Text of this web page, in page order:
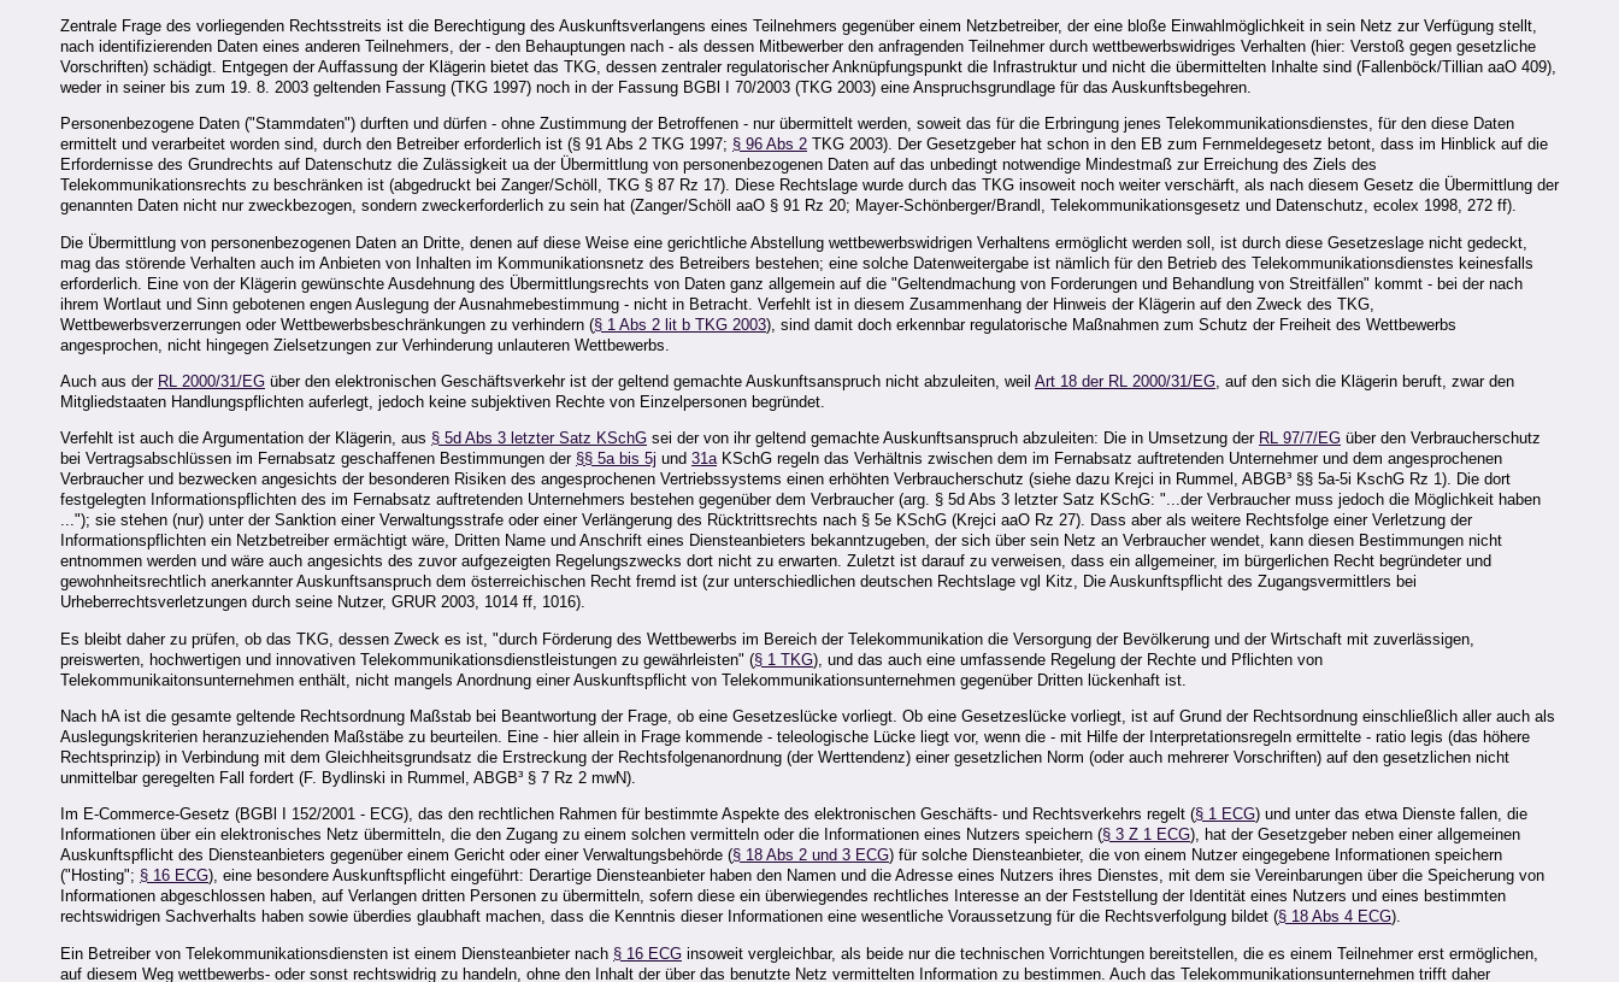
Zentrale Frage des vorliegenden Rechtsstreits ist die Berechtigung des Auskunftsverlangens eines Teilnehmers gegenüber einem Netzbetreiber, der eine bloße Einwahlmöglichkeit in sein Netz zur Verfügung stellt,
nach identifizierenden Daten eines anderen Teilnehmers, der - den Behauptungen nach - als dessen Mitbewerber den anfragenden Teilnehmer durch wettbewerbswidriges Verhalten (hier: Verstoß gegen gesetzliche
Vorschriften) schädigt. Entgegen der Auffassung der Klägerin bietet das TKG, dessen zentraler regulatorischer Anknüpfungspunkt die Infrastruktur und nicht die übermittelten Inhalte sind (Fallenböck/Tillian aaO 409),
weder in seiner bis zum 19. 8. 2003 geltenden Fassung (TKG 1997) noch in der Fassung BGBl I 70/2003 (TKG 2003) eine Anspruchsgrundlage für das Auskunftsbegehren.
Personenbezogene Daten ("Stammdaten") durften und dürfen - ohne Zustimmung der Betroffenen - nur übermittelt werden, soweit das für die Erbringung jenes Telekommunikationsdienstes, für den diese Daten
ermittelt und verarbeitet worden sind, durch den Betreiber erforderlich ist (§ 91 Abs 2 TKG 1997; § 96 Abs 2 TKG 2003). Der Gesetzgeber hat schon in den EB zum Fernmeldegesetz betont, dass im Hinblick auf die
Erfordernisse des Grundrechts auf Datenschutz die Zulässigkeit ua der Übermittlung von personenbezogenen Daten auf das unbedingt notwendige Mindestmaß zur Erreichung des Ziels des
Telekommunikationsrechts zu beschränken ist (abgedruckt bei Zanger/Schöll, TKG § 87 Rz 17). Diese Rechtslage wurde durch das TKG insoweit noch weiter verschärft, als nach diesem Gesetz die Übermittlung der
genannten Daten nicht nur zweckbezogen, sondern zweckerforderlich zu sein hat (Zanger/Schöll aaO § 91 Rz 20; Mayer-Schönberger/Brandl, Telekommunikationsgesetz und Datenschutz, ecolex 1998, 272 ff).
Die Übermittlung von personenbezogenen Daten an Dritte, denen auf diese Weise eine gerichtliche Abstellung wettbewerbswidrigen Verhaltens ermöglicht werden soll, ist durch diese Gesetzeslage nicht gedeckt,
mag das störende Verhalten auch im Anbieten von Inhalten im Kommunikationsnetz des Betreibers bestehen; eine solche Datenweitergabe ist nämlich für den Betrieb des Telekommunikationsdienstes keinesfalls
erforderlich. Eine von der Klägerin gewünschte Ausdehnung des Übermittlungsrechts von Daten ganz allgemein auf die "Geltendmachung von Forderungen und Behandlung von Streitfällen" kommt - bei der nach
ihrem Wortlaut und Sinn gebotenen engen Auslegung der Ausnahmebestimmung - nicht in Betracht. Verfehlt ist in diesem Zusammenhang der Hinweis der Klägerin auf den Zweck des TKG,
Wettbewerbsverzerrungen oder Wettbewerbsbeschränkungen zu verhindern (§ 1 Abs 2 lit b TKG 2003), sind damit doch erkennbar regulatorische Maßnahmen zum Schutz der Freiheit des Wettbewerbs
angesprochen, nicht hingegen Zielsetzungen zur Verhinderung unlauteren Wettbewerbs.
Auch aus der RL 2000/31/EG über den elektronischen Geschäftsverkehr ist der geltend gemachte Auskunftsanspruch nicht abzuleiten, weil Art 18 der RL 2000/31/EG , auf den sich die Klägerin beruft, zwar den
Mitgliedstaaten Handlungspflichten auferlegt, jedoch keine subjektiven Rechte von Einzelpersonen begründet.
Verfehlt ist auch die Argumentation der Klägerin, aus § 5d Abs 3 letzter Satz KSchG sei der von ihr geltend gemachte Auskunftsanspruch abzuleiten: Die in Umsetzung der RL 97/7/EG über den Verbraucherschutz
bei Vertragsabschlüssen im Fernabsatz geschaffenen Bestimmungen der §§ 5a bis 5j und 31aKSchG regeln das Verhältnis zwischen dem im Fernabsatz auftretenden Unternehmer und dem angesprochenen
Verbraucher und bezwecken angesichts der besonderen Risiken des angesprochenen Vertriebssystems einen erhöhten Verbraucherschutz (siehe dazu Krejci in Rummel, ABGB³ §§ 5a-5i KschG Rz 1). Die dort
festgelegten Informationspflichten des im Fernabsatz auftretenden Unternehmers bestehen gegenüber dem Verbraucher (arg. § 5d Abs 3 letzter Satz KSchG: "...der Verbraucher muss jedoch die Möglichkeit haben
..."); sie stehen (nur) unter der Sanktion einer Verwaltungsstrafe oder einer Verlängerung des Rücktrittsrechts nach § 5e KSchG (Krejci aaO Rz 27). Dass aber als weitere Rechtsfolge einer Verletzung der
Informationspflichten ein Netzbetreiber ermächtigt wäre, Dritten Name und Anschrift eines Diensteanbieters bekanntzugeben, der sich über sein Netz an Verbraucher wendet, kann diesen Bestimmungen nicht
entnommen werden und wäre auch angesichts des zuvor aufgezeigten Regelungszwecks dort nicht zu erwarten. Zuletzt ist darauf zu verweisen, dass ein allgemeiner, im bürgerlichen Recht begründeter und
gewohnheitsrechtlich anerkannter Auskunftsanspruch dem österreichischen Recht fremd ist (zur unterschiedlichen deutschen Rechtslage vgl Kitz, Die Auskunftspflicht des Zugangsvermittlers bei
Urheberrechtsverletzungen durch seine Nutzer, GRUR 2003, 1014 ff, 1016).
Es bleibt daher zu prüfen, ob das TKG, dessen Zweck es ist, "durch Förderung des Wettbewerbs im Bereich der Telekommunikation die Versorgung der Bevölkerung und der Wirtschaft mit zuverlässigen,
preiswerten, hochwertigen und innovativen Telekommunikationsdienstleistungen zu gewährleisten" (§ 1 TKG), und das auch eine umfassende Regelung der Rechte und Pflichten von
Telekommunikaitonsunternehmen enthält, nicht mangels Anordnung einer Auskunftspflicht von Telekommunikationsunternehmen gegenüber Dritten lückenhaft ist.
Nach hA ist die gesamte geltende Rechtsordnung Maßstab bei Beantwortung der Frage, ob eine Gesetzeslücke vorliegt. Ob eine Gesetzeslücke vorliegt, ist auf Grund der Rechtsordnung einschließlich aller auch als
Auslegungskriterien heranzuziehenden Maßstäbe zu beurteilen. Eine - hier allein in Frage kommende - teleologische Lücke liegt vor, wenn die - mit Hilfe der Interpretationsregeln ermittelte - ratio legis (das höhere
Rechtsprinzip) in Verbindung mit dem Gleichheitsgrundsatz die Erstreckung der Rechtsfolgenanordnung (der Werttendenz) einer gesetzlichen Norm (oder auch mehrerer Vorschriften) auf den gesetzlichen nicht
unmittelbar geregelten Fall fordert (F. Bydlinski in Rummel, ABGB³ § 7 Rz 2 mwN).
Im E-Commerce-Gesetz (BGBl I 152/2001 - ECG), das den rechtlichen Rahmen für bestimmte Aspekte des elektronischen Geschäfts- und Rechtsverkehrs regelt (§ 1 ECG) und unter das etwa Dienste fallen, die
Informationen über ein elektronisches Netz übermitteln, die den Zugang zu einem solchen vermitteln oder die Informationen eines Nutzers speichern (§ 3 Z 1 ECG), hat der Gesetzgeber neben einer allgemeinen
Auskunftspflicht des Diensteanbieters gegenüber einem Gericht oder einer Verwaltungsbehörde (§ 18 Abs 2 und 3 ECG) für solche Diensteanbieter, die von einem Nutzer eingegebene Informationen speichern
("Hosting"; § 16 ECG), eine besondere Auskunftspflicht eingeführt: Derartige Diensteanbieter haben den Namen und die Adresse eines Nutzers ihres Dienstes, mit dem sie Vereinbarungen über die Speicherung von
Informationen abgeschlossen haben, auf Verlangen dritten Personen zu übermitteln, sofern diese ein überwiegendes rechtliches Interesse an der Feststellung der Identität eines Nutzers und eines bestimmten
rechtswidrigen Sachverhalts haben sowie überdies glaubhaft machen, dass die Kenntnis dieser Informationen eine wesentliche Voraussetzung für die Rechtsverfolgung bildet (§ 18 Abs 4 ECG).
Ein Betreiber von Telekommunikationsdiensten ist einem Diensteanbieter nach § 16 ECG insoweit vergleichbar, als beide nur die technischen Vorrichtungen bereitstellen, die es einem Teilnehmer erst ermöglichen,
auf diesem Weg wettbewerbs- oder sonst rechtswidrig zu handeln, ohne den Inhalt der über das benutzte Netz vermittelten Information zu bestimmen. Auch das Telekommunikationsunternehmen trifft daher